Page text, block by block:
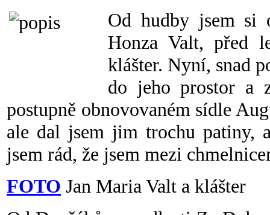
Od hudby jsem si
Honza Valt, před
klášter. Nyní, snad
do jeho prostor a
postupně obnovovaném sídle
ale dal jsem jim trochu patiny,
jsem rád, že jsem mezi
FOTO Jan Maria Valt a klášter